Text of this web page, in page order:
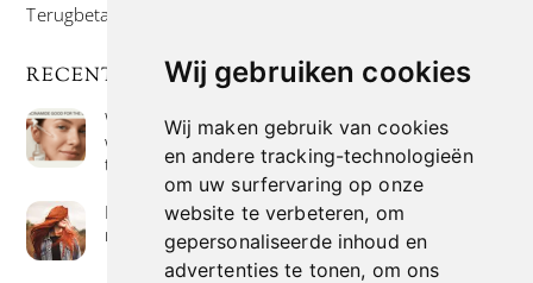
Wij gebruiken cookies
Wij maken gebruik van cookies
en andere tracking-technologieën
om uw surfervaring op onze
website te verbeteren, om
gepersonaliseerde inhoud en
advertenties te tonen, om ons
Terugbetaal- en retourneringsbeleid
RECENTE POSTS
Wat is niacinamide? Voordelen, toepassingen en
waarom het overal in huidverzorgingsproducten
te vinden is
Hoe verf je haar op de meest natuurlijke manier
met henna kleuring